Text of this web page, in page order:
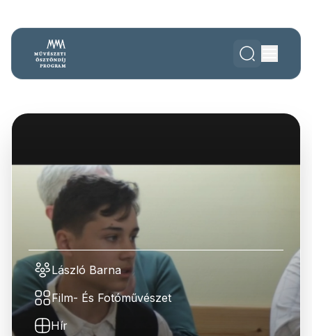
László Barna
Film- És Fotóművészet
Hír